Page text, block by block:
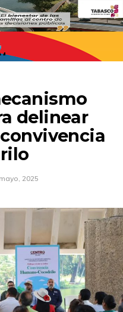
delinear
2025